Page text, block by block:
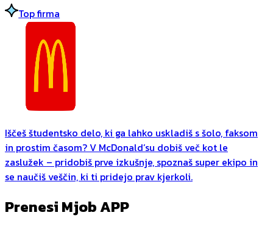
Top firma
Iščeš študentsko delo, ki ga lahko uskladiš s šolo, faksom
in prostim časom? V McDonald’su dobiš več kot le
zaslužek – pridobiš prve izkušnje, spoznaš super ekipo in
se naučiš veščin, ki ti pridejo prav kjerkoli.
Prenesi Mjob APP